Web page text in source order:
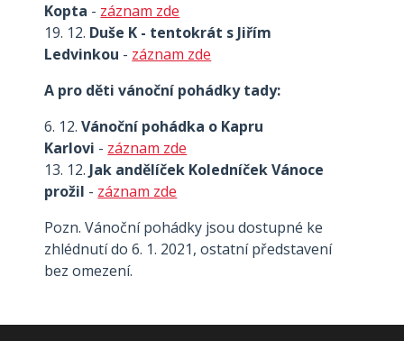
Kopta - záznam zde
19. 12. Duše K - tentokrát s Jiřím
Ledvinkou - záznam zde
A pro děti vánoční pohádky tady:
6. 12.Vánoční pohádka o Kapru
Karlovi - záznam zde
13. 12. Jak andělíček Koledníček Vánoce
prožil - záznam zde
Pozn. Vánoční pohádky jsou dostupné ke
zhlédnutí do 6. 1. 2021, ostatní představení
bez omezení.